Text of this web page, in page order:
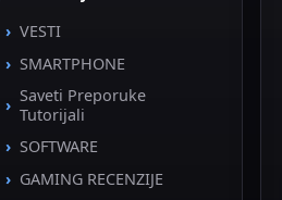
VESTI
SMARTPHONE
Saveti Preporuke
Tutorijali
SOFTWARE
GAMING RECENZIJE